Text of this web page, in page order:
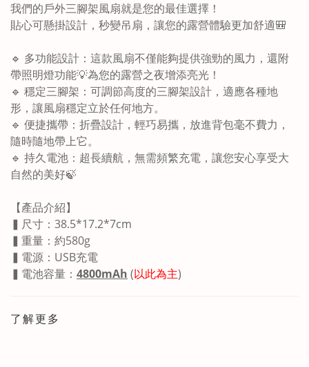
我們的戶外三腳架風扇就是您的最佳選擇！
貼心可懸掛設計，秒變吊扇 ，讓您的露營體驗更加舒適🎒
🔹 多功能設計：這款風扇不僅能夠提供強勁的風力，還附
帶照明燈功能💡為您的露營之夜增添亮光！
🔹 穩定三腳架：可調節高度的三腳架設計，適應各種地
形，讓風扇穩定立於任何地方。
🔹 便捷攜帶：折疊設計，輕巧易攜，放進背包毫不費力，
隨時隨地帶上它。
🔹 持久電池：超長續航，無需頻繁充電，讓您安心享受大
自然的美好🍃
【產品介紹】
▍尺寸：38.5*17.2*7cm
▍重量：約580g
▍電源：USB充電
▍電池容量： 4800mAh (以此為主)
了解更多